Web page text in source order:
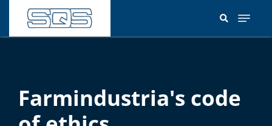
Inhalt
Farmindustria's code